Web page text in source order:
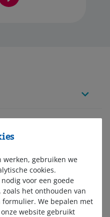
werken, gebruiken we
cookies.
voor een goede
het onthouden van
We bepalen met
website gebruikt